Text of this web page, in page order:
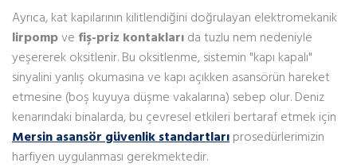
Ayrıca, kat kapılarının kilitlendiğini doğrulayan elektromekanik
lirpompve fiş-priz kontakları da tuzlu nem nedeniyle
yeşererek oksitlenir. Bu oksitlenme, sistemin "kapı kapalı"
sinyalini yanlış okumasına ve kapı açıkken asansörün hareket
etmesine (boş kuyuya düşme vakalarına) sebep olur. Deniz
kenarındaki binalarda, bu çevresel etkileri bertaraf etmek için
Mersin asansör güvenlik standartları prosedürlerimizin
harfiyen uygulanması gerekmektedir.